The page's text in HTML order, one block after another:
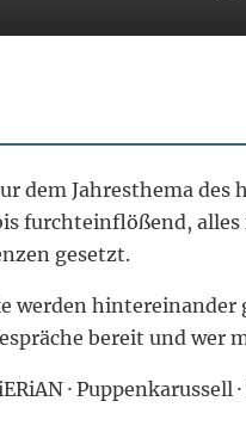
dem Jahresthema
furchteinflößend,
gesetzt.
werden
bereit und wer
· Puppenkarussell